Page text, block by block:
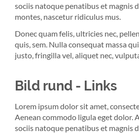
sociis natoque penatibus et magnis
montes, nascetur ridiculus mus.
Donec quam felis, ultricies nec,
quis, sem. Nulla consequat massa
justo, fringilla vel, aliquet nec,
Bild rund - Links
Lorem ipsum dolor sit amet,
Aenean commodo ligula eget dolor.
sociis natoque penatibus et magnis